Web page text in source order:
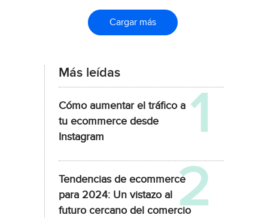
Cargar más
Más leídas
Cómo aumentar el tráfico a
tu ecommerce desde
Instagram
Tendencias de ecommerce
para 2024: Un vistazo al
futuro cercano del comercio